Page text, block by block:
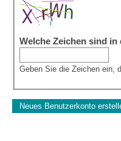
Welche Zeichen sind
Geben Sie die Zeichen ein,